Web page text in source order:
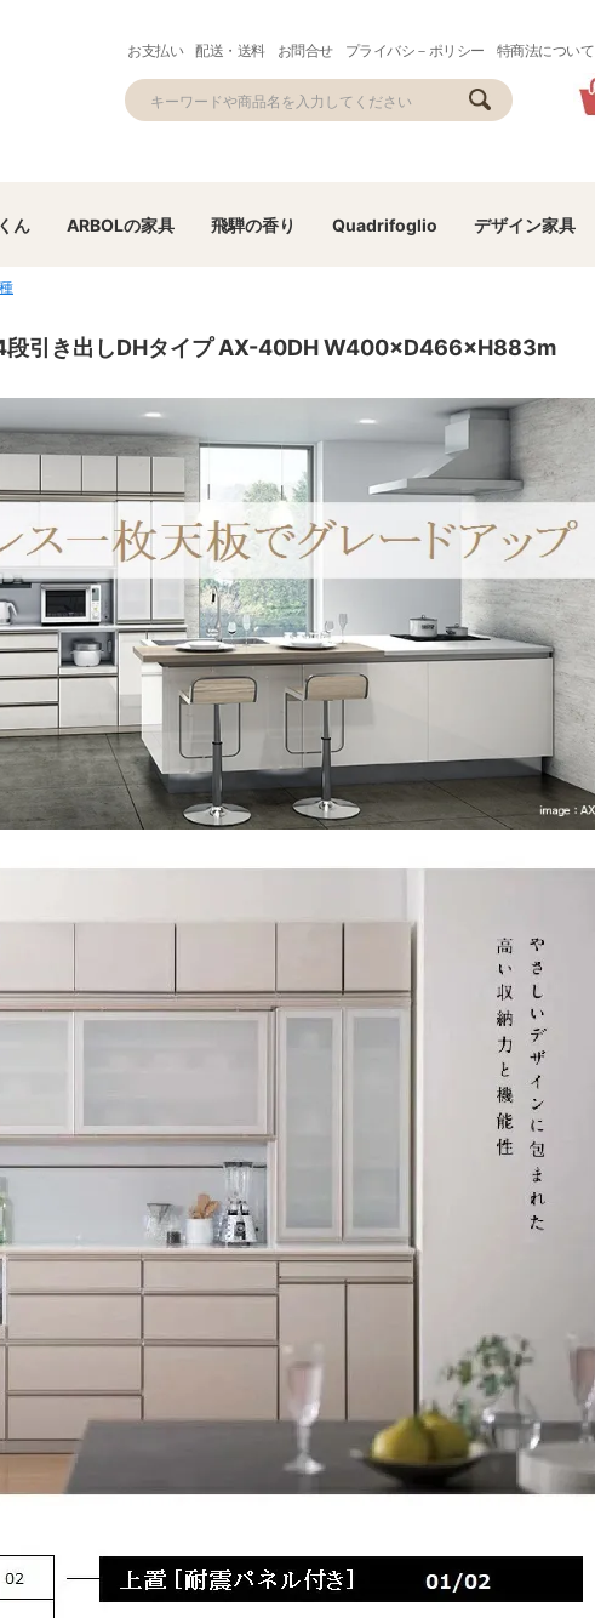
お支払い 配送・送料 お問合せ プライバシ－ポリシー 特商法について
ん ARBOLの家具 飛騨の香り Quadrifoglio デザイン家具
段引き出しDHタイプ AX-40DH W400×D466×H883m